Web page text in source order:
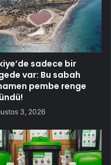
sadece bir
var: Bu sabah
pembe renge
3, 2026